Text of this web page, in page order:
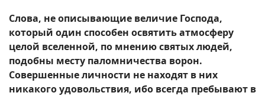
Слова, не описывающие величие Господа,
который один способен освятить атмосферу
целой вселенной, по мнению святых людей,
подобны месту паломничества ворон.
Совершенные личности не находят в них
никакого удовольствия, ибо всегда пребывают в